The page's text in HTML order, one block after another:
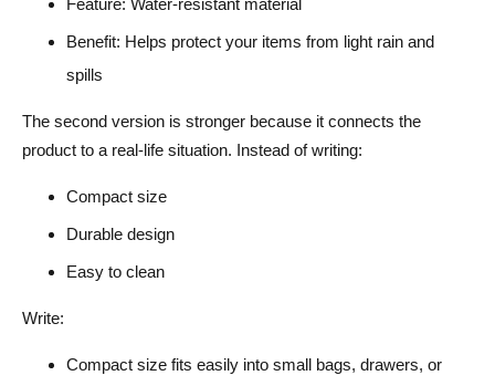
Feature: Water-resistant material
Benefit: Helps protect your items from light rain and
spills
The second version is stronger because it connects the
product to a real-life situation. Instead of writing:
Compact size
Durable design
Easy to clean
Write:
Compact size fits easily into small bags, drawers, or